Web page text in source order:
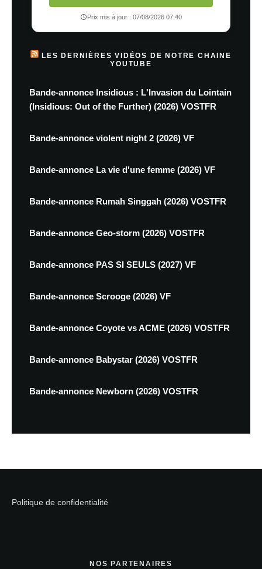
Prix mis à jour : 07/08/2026 07:40
LES DERNIÈRES VIDÉOS DE NOTRE CHAINE
YOUTUBE
Bande-annonce Insidious : L'Invasion du Lointain
(Insidious: Out of the Further) (2026) VOSTFR
Bande-annonce violent night 2 (2026) VF
Bande-annonce La vie d'une femme (2026) VF
Bande-annonce Rumah Singgah (2026) VOSTFR
Bande-annonce Geo-storm (2026) VOSTFR
Bande-annonce PAS SI SEULS (2027) VF
Bande-annonce Scrooge (2026) VF
Bande-annonce Coyote vs ACME (2026) VOSTFR
Bande-annonce Babystar (2026) VOSTFR
Bande-annonce Newborn (2026) VOSTFR
Politique de confidentialité
NOS PARTENAIRES